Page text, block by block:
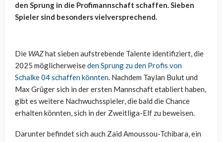
den Sprung in die Profimannschaft schaffen. Sieben
Spieler sind besonders vielversprechend.
Die WAZhat sieben aufstrebende Talente identifiziert, die
2025 möglicherweiseden Sprung zu den Profis von
Schalke 04 schaffen könnten. Nachdem Taylan Bulut und
Max Grüger sich in der ersten Mannschaft etabliert haben,
gibt es weitere Nachwuchsspieler, die bald die Chance
erhalten könnten, sich in der Zweitliga-Elf zu beweisen.
Darunter befindet sich auch Zaid Amoussou-Tchibara, ein